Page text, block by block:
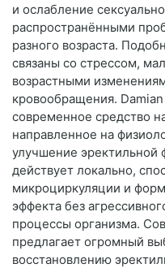
и ослабление
распространёнными
разного возраста.
связаны со стрессом,
возрастными
кровообращения. Damian
современное средство
направленное на
улучшение эректильной
действует локально,
микроциркуляции и
эффекта без
процессы организма.
предлагает огромный
восстановлению